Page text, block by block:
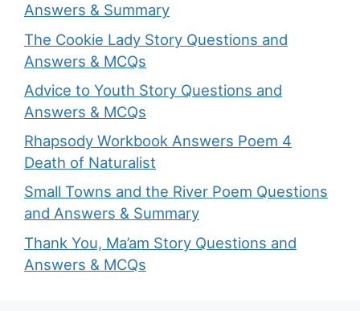
Answers & Summary
The Cookie Lady Story Questions and
Answers & MCQs
Advice to Youth Story Questions and
Answers & MCQs
Rhapsody Workbook Answers Poem 4
Death of Naturalist
Small Towns and the River Poem Questions
and Answers & Summary
Thank You, Ma’am Story Questions and
Answers & MCQs